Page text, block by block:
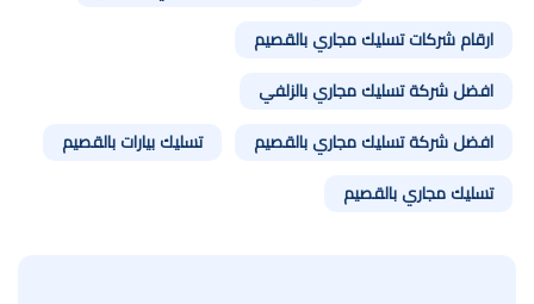
ارقام شركات تسليك مجاري بالقصيم
افضل شركة تسليك مجاري بالزلفي
افضل شركة تسليك مجاري بالقصيم تسليك بيارات بالقصيم
تسليك مجاري بالقصيم